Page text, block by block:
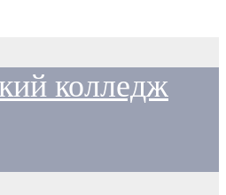
колледж